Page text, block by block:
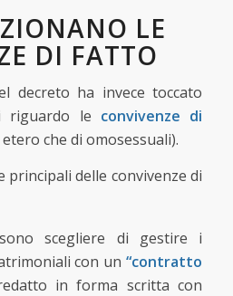
LE
DI FATTO
decreto ha invece toccato
riguardo le convivenze di
che di omosessuali).
principali delle convivenze di
scegliere di gestire i
con un“contratto
in forma scritta con